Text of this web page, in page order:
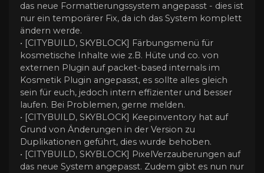
das neue Formattierungssystem angepasst - dies ist
nur ein temporärer Fix, da ich das System komplett
ändern werde.
• [CITYBUILD, SKYBLOCK] Färbungsmenü für
kosmetische Inhalte wie z.B. Hüte und co. von
externen Plugin auf packet-based internals im
Kosmetik Plugin angepasst, es sollte alles gleich
sein für euch, jedoch intern effizienter und besser
laufen. Bei Problemen, gerne melden.
• [CITYBUILD, SKYBLOCK] Keepinventory hat auf
Grund von Änderungen in der Version zu
Duplikationen geführt, dies wurde behoben.
• [CITYBUILD, SKYBLOCK] PixelVerzauberungen auf
das neue System angepasst. Zudem gibt es nun nur